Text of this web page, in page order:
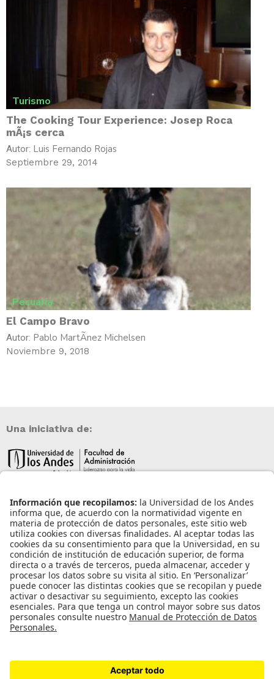
Turismo
The Cooking Tour Experience: Josep Roca
mÃ¡s cerca
Autor: Luis Fernando Rojas
Septiembre 29, 2014
Pecuaria
El Campo Bravo
Autor: Pablo MartÃ­nez Michelsen
Noviembre 9, 2018
Una iniciativa de:
Información de contacto
info@aneia.edu.co
Bogotá, Colombia
Enlaces de interés
Iniciar sesión
Política de tratamiento de datos personales
Contacto
Universidad de los Andes | Vigilada Mineducación
Reconocimiento como Universidad: Decreto 1297 del 30 de mayo de 1964.